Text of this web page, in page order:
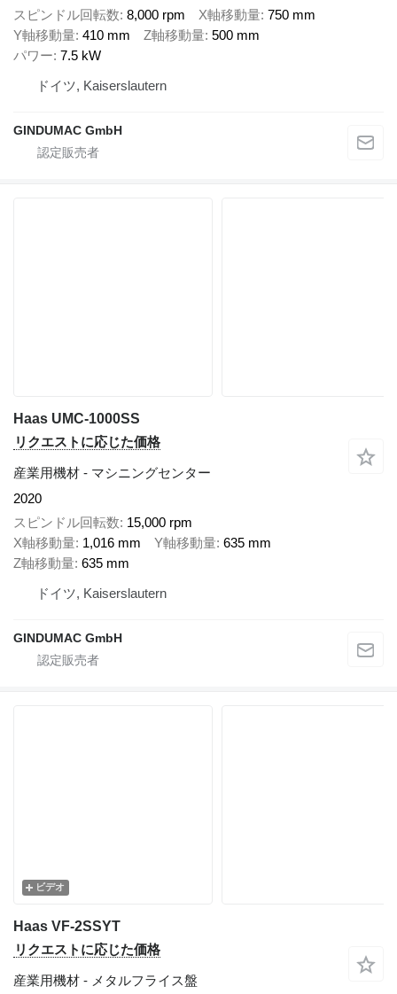
スピンドル回転数 8,000 rpm X軸移動量 750 mm
Y軸移動量 410 mm Z軸移動量 500 mm
パワー 7.5 kW
ドイツ, Kaiserslautern
GINDUMAC GmbH
Haas UMC-1000SS
リクエストに応じた価格
産業用機材 - マシニングセンター
2020
スピンドル回転数 15,000 rpm
X軸移動量 1,016 mm Y軸移動量 635 mm
Z軸移動量 635 mm
ドイツ, Kaiserslautern
GINDUMAC GmbH
ビデオ
Haas VF-2SSYT
リクエストに応じた価格
産業用機材 - メタルフライス盤